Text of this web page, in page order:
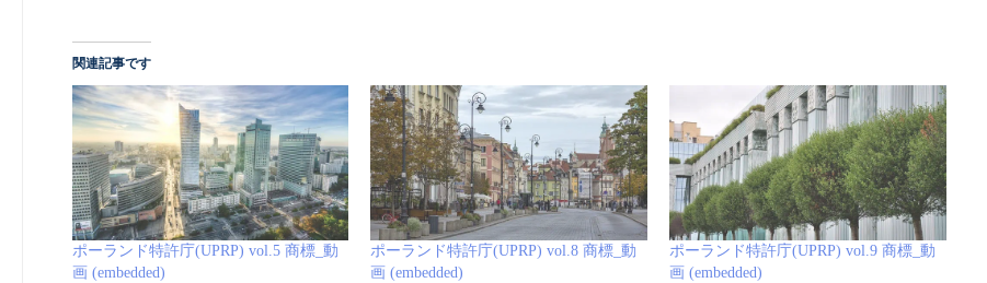
関連記事です
ポーランド特許庁(UPRP) vol.5 商標_動
画 (embedded)
ポーランド特許庁(UPRP) vol.8 商標_動
画 (embedded)
ポーランド特許庁(UPRP) vol.9 商標_動
画 (embedded)